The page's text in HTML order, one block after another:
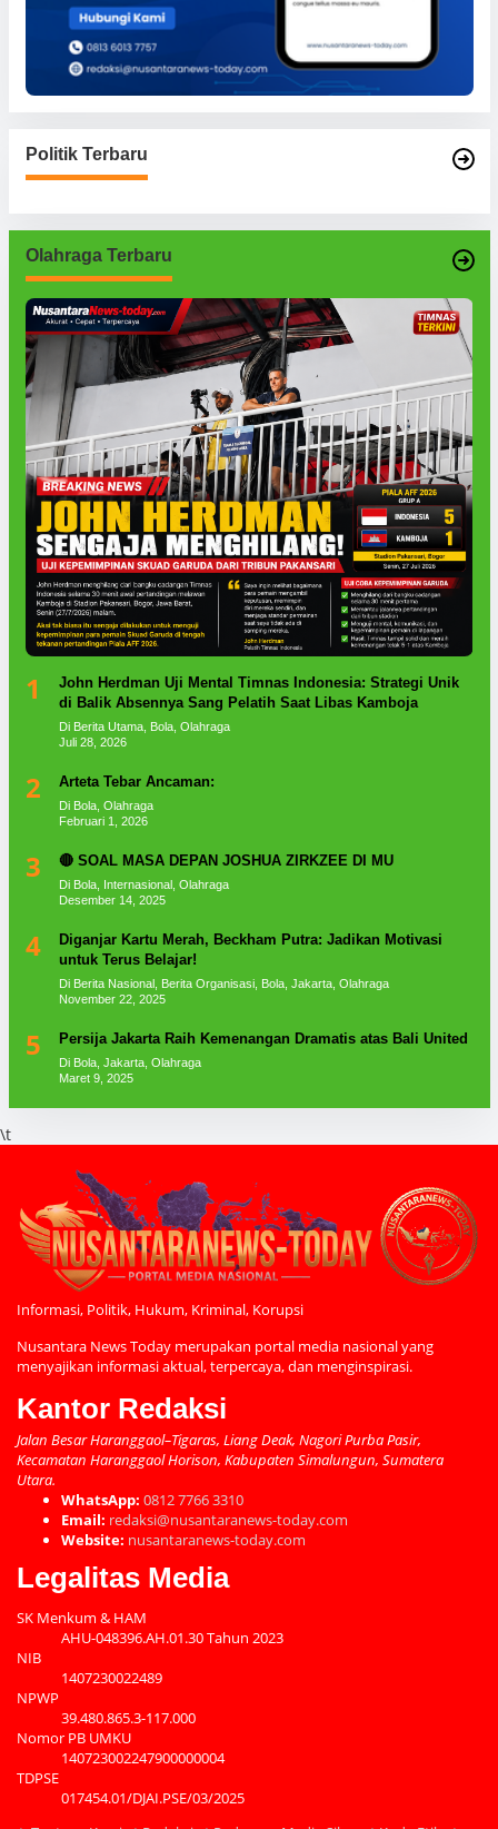
Politik Terbaru
Olahraga Terbaru
1
John Herdman Uji Mental Timnas Indonesia: Strategi Unik
di Balik Absennya Sang Pelatih Saat Libas Kamboja
Di Berita Utama, Bola, Olahraga
Juli 28, 2026
2 Arteta Tebar Ancaman:
Di Bola, Olahraga
Februari 1, 2026
3 🔴 SOAL MASA DEPAN JOSHUA ZIRKZEE DI MU
Di Bola, Internasional, Olahraga
Desember 14, 2025
4
Diganjar Kartu Merah, Beckham Putra: Jadikan Motivasi
untuk Terus Belajar!
Di Berita Nasional, Berita Organisasi, Bola, Jakarta, Olahraga
November 22, 2025
5 Persija Jakarta Raih Kemenangan Dramatis atas Bali United
Di Bola, Jakarta, Olahraga
Maret 9, 2025
\t
Informasi, Politik, Hukum, Kriminal, Korupsi
Nusantara News Today merupakan portal media nasional yang
menyajikan informasi aktual, terpercaya, dan menginspirasi.
Kantor Redaksi
Jalan Besar Haranggaol–Tigaras, Liang Deak, Nagori Purba Pasir,
Kecamatan Haranggaol Horison, Kabupaten Simalungun, Sumatera
Utara.
WhatsApp: 0812 7766 3310
Email: redaksi@nusantaranews-today.com
Website: nusantaranews-today.com
Legalitas Media
SK Menkum & HAM
AHU-048396.AH.01.30 Tahun 2023
NIB
1407230022489
NPWP
39.480.865.3-117.000
Nomor PB UMKU
140723002247900000004
TDPSE
017454.01/DJAI.PSE/03/2025